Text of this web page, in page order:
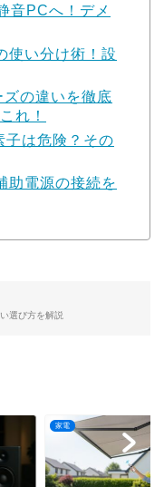
音PCへ！デメ
使い分け術！設
の違いを徹底
れ！
子は危険？その
助電源の接続を
選び方を解説
家電